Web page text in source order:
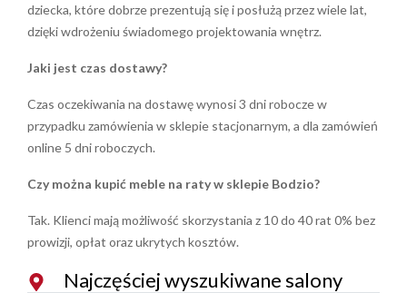
dziecka, które dobrze prezentują się i posłużą przez wiele lat,
dzięki wdrożeniu świadomego projektowania wnętrz.
Jaki jest czas dostawy?
Czas oczekiwania na dostawę wynosi 3 dni robocze w
przypadku zamówienia w sklepie stacjonarnym, a dla zamówień
online 5 dni roboczych.
Czy można kupić meble na raty w sklepie Bodzio?
Tak. Klienci mają możliwość skorzystania z 10 do 40 rat 0% bez
prowizji, opłat oraz ukrytych kosztów.
Najczęściej wyszukiwane salony